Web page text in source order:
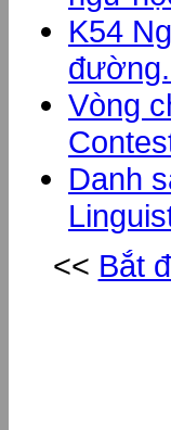
K54
Vòng
Danh
<< Bắt